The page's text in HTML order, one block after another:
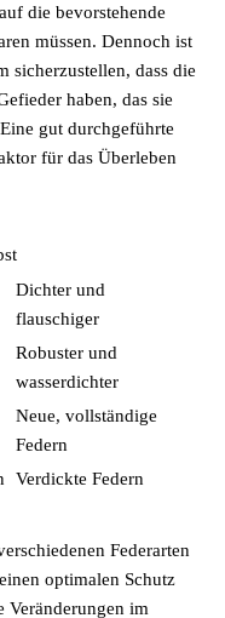
die bevorstehende
müssen. Dennoch ist
sicherzustellen, dass die
haben, das sie
gut durchgeführte
für das Überleben
Dichter und
flauschiger
Robuster und
wasserdichter
Neue, vollständige
Federn
Verdickte Federn
Federarten
optimalen Schutz
Veränderungen im